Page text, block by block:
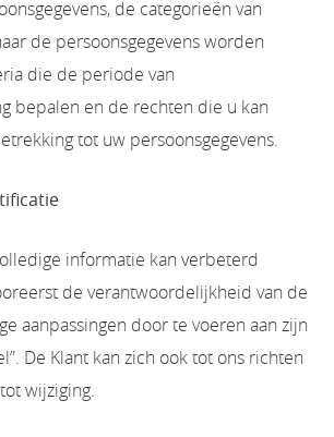
de categorieën van
de persoonsgegevens worden
die de periode van
bepalen en de rechten die u kan
tot uw persoonsgegevens.
informatie kan verbeterd
de verantwoordelijkheid van de
aanpassingen door te voeren aan zijn
De Klant kan zich ook tot ons richten
wijziging.